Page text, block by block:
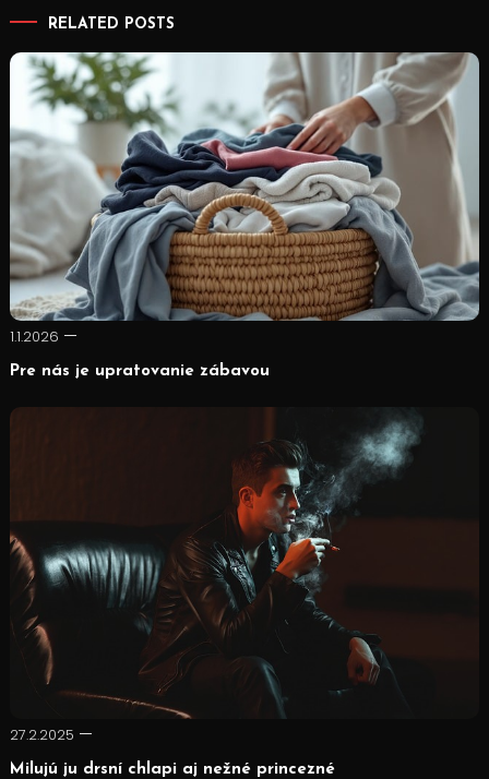
příspěvek
RELATED POSTS
1.1.2026
Pre nás je upratovanie zábavou
27.2.2025
Milujú ju drsní chlapi aj nežné princezné